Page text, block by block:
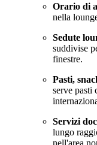
Orario di
nella
Sedute
suddivise
finestre.
Pasti,
serve pasti
Servizi
lungo
nell'area